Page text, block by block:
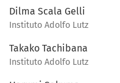
Dilma Scala Gelli
Instituto Adolfo Lutz
Takako Tachibana
Instituto Adolfo Lutz